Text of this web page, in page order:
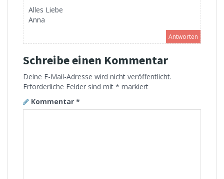
Alles Liebe
Anna
Antworten
Schreibe einen Kommentar
Deine E-Mail-Adresse wird nicht veröffentlicht.
Erforderliche Felder sind mit * markiert
Kommentar *